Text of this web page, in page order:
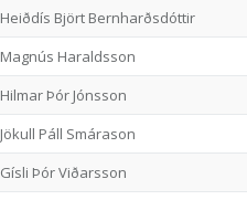
Heiðdís Björt Bernharðsdóttir
Magnús Haraldsson
Hilmar Þór Jónsson
Jökull Páll Smárason
Gísli Þór Viðarsson